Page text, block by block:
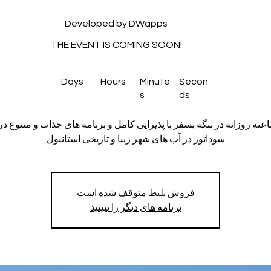
Secon
ds
Minute
s
Hours
Days
THE EVENT IS COMING SOON!
Developed by DWapps
4 ساعته روزانه در تنگه بسفر با پذیرایی کامل و برنامه های جذاب و
سوداتور در آب های شهر زیبا و تاریخی استانبول
فروش بلیط متوقف شده است
برنامه های دیگر را ببینید